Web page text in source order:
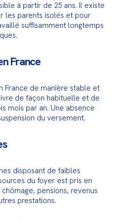
à partir de 25 ans. Il existe
les parents isolés et pour
suffisamment longtemps
France
France de manière stable et
de façon habituelle et de
mois par an. Une absence
du versement.
disposant de faibles
du foyer est pris en
pensions, revenus
prestations.